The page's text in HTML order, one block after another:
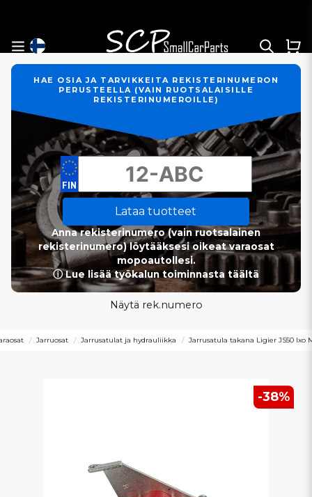
HAE OSIA JA TARVIKKEITA REKISTERINUMERON
PERUSTEELLA (VAIN RUOTSALAISILLE
REKISTERINUMEROILLE)
Lataa tuotteet
Anna rekisterinumero (vain ruotsalainen
rekisterinumero) löytääksesi oikeat varaosat
mopoautollesi.
ⓘ Lue lisää työkalun toiminnasta täältä
Näytä rek.numero
Jarruosat Jarrusatulat ja hydrauliikka Jarrusatula takana Ligier JS50 Ixo
-38%